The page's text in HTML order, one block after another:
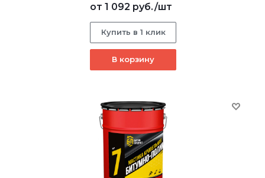
от 1 092 руб./шт
Купить в 1 клик
В корзину